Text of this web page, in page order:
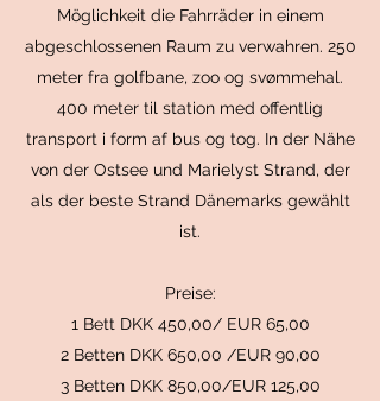
Möglichkeit die Fahrräder in einem
abgeschlossenen Raum zu verwahren. 250
meter fra golfbane, zoo og svømmehal.
400 meter til station med offentlig
transport i form af bus og tog. In der Nähe
von der Ostsee und Marielyst Strand, der
als der beste Strand Dänemarks gewählt
ist.
Preise:
1 Bett DKK 450,00/ EUR 65,00
2 Betten DKK 650,00 /EUR 90,00
3 Betten DKK 850,00/EUR 125,00